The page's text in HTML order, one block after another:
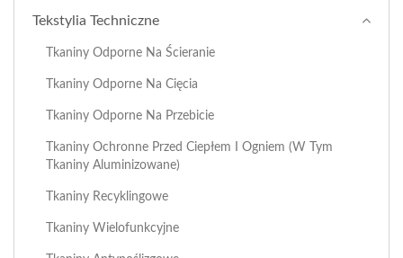
Tekstylia Techniczne
Tkaniny Odporne Na Ścieranie
Tkaniny Odporne Na Cięcia
Tkaniny Odporne Na Przebicie
Tkaniny Ochronne Przed Ciepłem I Ogniem (w Tym
Tkaniny Aluminizowane)
Tkaniny Recyklingowe
Tkaniny Wielofunkcyjne